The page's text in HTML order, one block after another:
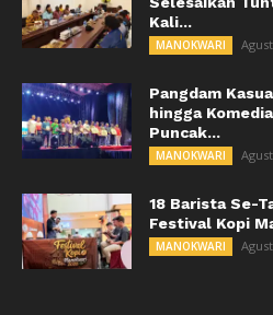
Kali...
MANOKWARI
Pangdam
hingga
Puncak...
MANOKWARI
18 Barista Se-
Festival Kopi
MANOKWARI